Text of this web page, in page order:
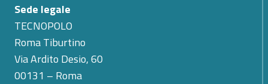
Sede legale
TECNOPOLO
Roma Tiburtino
Via Ardito Desio, 60
00131 – Roma